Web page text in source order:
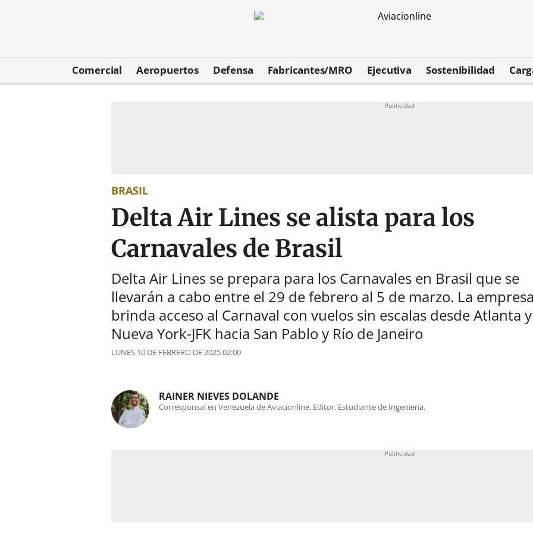
Comercial Aeropuertos Defensa Fabricantes/MRO Ejecutiva Sostenibilidad
BRASIL
Delta Air Lines se alista para los
Carnavales de Brasil
Delta Air Lines se prepara para los Carnavales en Brasil que se
llevarán a cabo entre el 29 de febrero al 5 de marzo. La
brinda acceso al Carnaval con vuelos sin escalas desde Atlanta y
Nueva York-JFK hacia San Pablo y Río de Janeiro
LUNES 10 DE FEBRERO DE 2025 02:00
RAINER NIEVES DOLANDE
Corresponsal en Venezuela de Aviacionline. Editor. Estudiante de Ingeniería.